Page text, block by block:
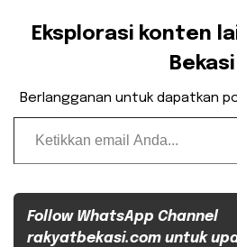
Eksplorasi konten
Bekasi
Berlangganan untuk dapatkan
Ketikkan email Anda...
Follow WhatsApp Channel
rakyatbekasi.com untuk